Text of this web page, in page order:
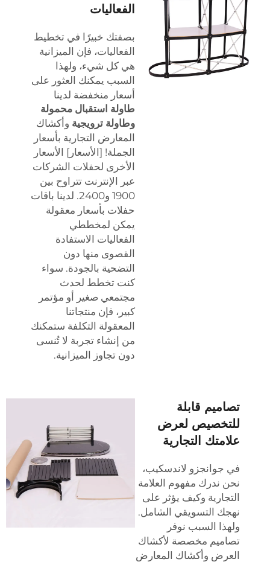
الفعاليات
بصفتك خبيرًا في تخطيط
الفعاليات، فإن الميزانية
هي كل شيء، ولهذا
السبب يمكنك العثور على
أسعار منخفضة لدينا
طاولة استقبال محمولة
وطاولة ترويجيةوأكشاك
المعارض التجارية بأسعار
الجملة! [الأسعار] الأسعار
الأخرى لحفلات الشركات
عبر الإنترنت تتراوح بين
1900 و2400. لدينا باقات
حفلات بأسعار معقولة
يمكن لمخططي
الفعاليات الاستفادة
القصوى منها دون
التضحية بالجودة. سواء
كنت تخطط لحدث
مجتمعي صغير أو مؤتمر
كبير، فإن منتجاتنا
المعقولة التكلفة ستمكنك
من إنشاء تجربة لا تُنسى
دون تجاوز الميزانية.
تصاميم قابلة
للتخصيص لعرض
علامتك التجارية
في جوانجزو لاندسكيب،
نحن ندرك مفهوم العلامة
التجارية وكيف يؤثر على
نهجك التسويقي الشامل.
ولهذا السبب نوفر
تصاميم مخصصة لأكشاك
العرض وأكشاك المعارض